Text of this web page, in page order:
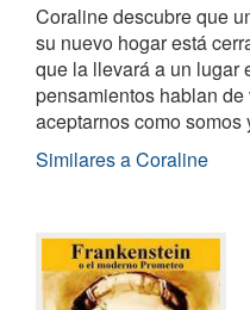
Coraline descubre que
su nuevo hogar está
que la llevará a un lugar
pensamientos hablan
aceptarnos como somos
Similares a Coraline